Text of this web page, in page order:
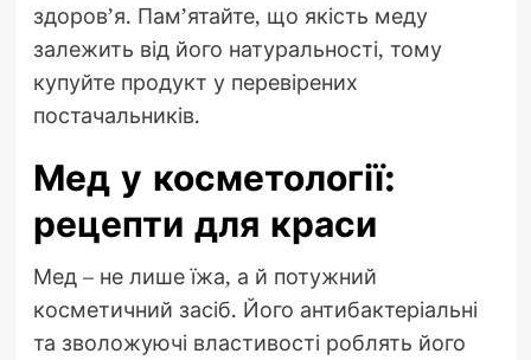
здоров’я. Пам’ятайте, що якість меду
залежить від його натуральності, тому
купуйте продукт у перевірених
постачальників.
Мед у косметології:
рецепти для краси
Мед – не лише їжа, а й потужний
косметичний засіб. Його антибактеріальні
та зволожуючі властивості роблять його